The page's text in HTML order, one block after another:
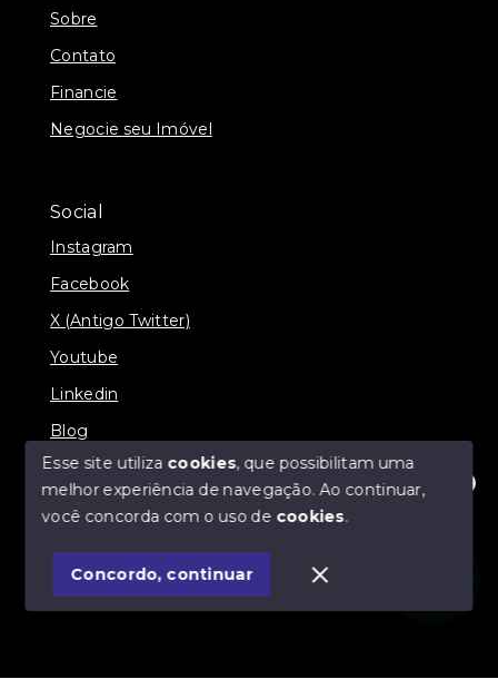
Sobre
Contato
Financie
Negocie seu Imóvel
Social
Instagram
Facebook
X (Antigo Twitter)
Youtube
Linkedin
Blog
© Copyright 2026 - Imobiliária SÃO VICENTE
SITE PARA IMOBILIARIA
Olá! Estamos disponíveis para te ajudar.
Esse site utiliza cookies, que possibilitam uma
melhor experiência de navegação.Ao continuar,
você concorda com o uso de cookies.
Concordo, continuar